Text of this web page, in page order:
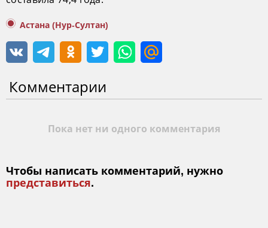
Астана (Нур-Султан)
Комментарии
Пока нет ни одного комментария
Чтобы написать комментарий, нужно
представиться.